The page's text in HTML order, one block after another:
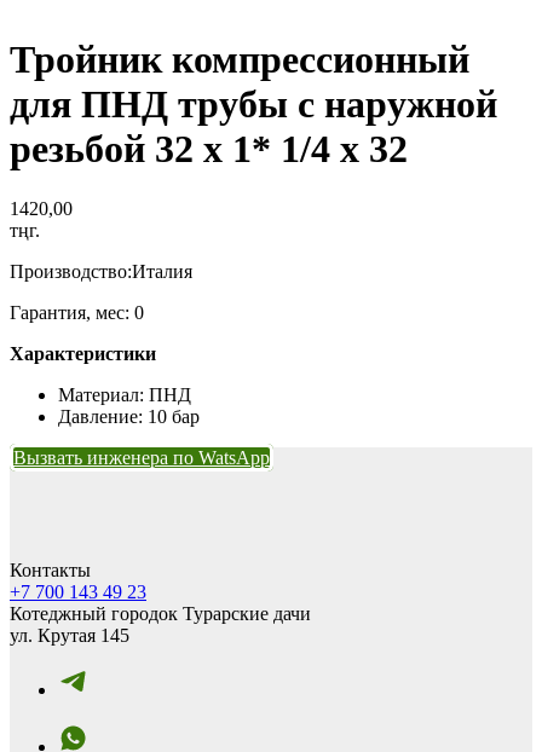
Тройник компрессионный
для ПНД трубы с наружной
резьбой 32 х 1* 1/4 х 32
1420,00
тңг.
Производство:Италия
Гарантия, мес: 0
Характеристики
Материал: ПНД
Давление: 10 бар
Вызвать инженера по WatsApp
Контакты
+7 700 143 49 23
Котеджный городок Турарские дачи
ул. Крутая 145